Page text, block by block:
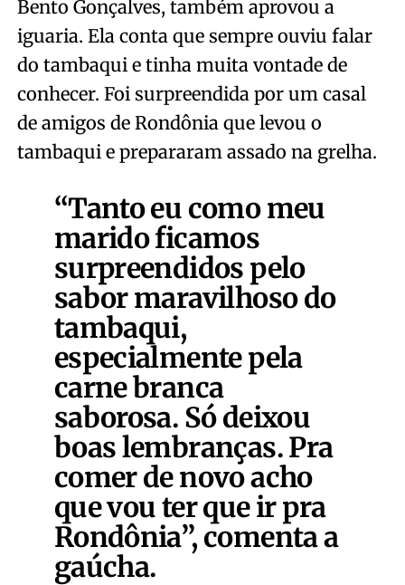
Bento Gonçalves, também aprovou a
iguaria. Ela conta que sempre ouviu falar
do tambaqui e tinha muita vontade de
conhecer. Foi surpreendida por um casal
de amigos de Rondônia que levou o
tambaqui e prepararam assado na grelha.
“Tanto eu como meu
marido ficamos
surpreendidos pelo
sabor maravilhoso do
tambaqui,
especialmente pela
carne branca
saborosa. Só deixou
boas lembranças. Pra
comer de novo acho
que vou ter que ir pra
Rondônia”, comenta a
gaúcha.